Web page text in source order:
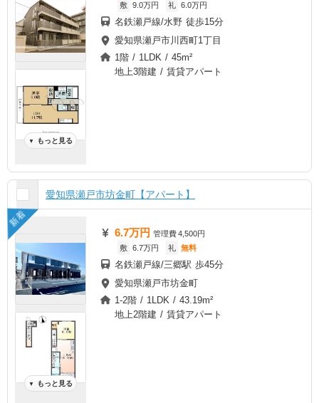
▼ もっと見る
敷 9.0万円 礼 6.0万円
名鉄瀬戸線/水野 徒歩15分
愛知県瀬戸市川西町1丁目
1階 / 1LDK / 45m²
地上3階建 / 賃貸アパート
愛知県瀬戸市坊金町【アパート】
新着
▼ もっと見る
6.7万円 管理費4,500円
敷 6.7万円 礼 無料
名鉄瀬戸線/三郷駅 歩45分
愛知県瀬戸市坊金町
1-2階 / 1LDK / 43.19m²
地上2階建 / 賃貸アパート